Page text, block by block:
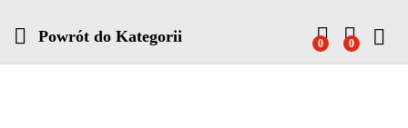
Powrót do Kategorii 0 0